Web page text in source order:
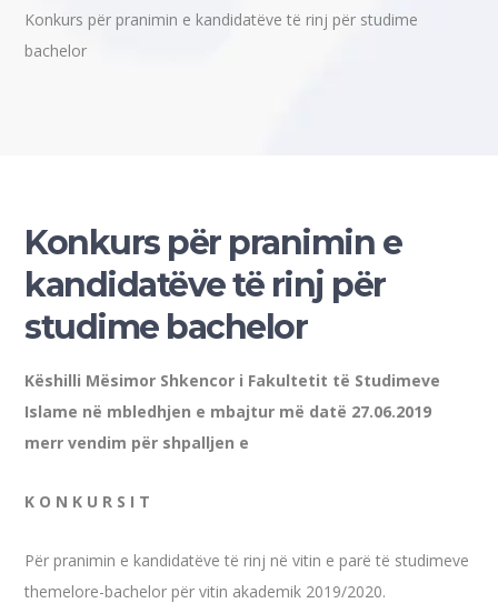
Konkurs për pranimin e kandidatëve të rinj për studime
bachelor
Konkurs për pranimin e
kandidatëve të rinj për
studime bachelor
Këshilli Mësimor Shkencor i Fakultetit të Studimeve
Islame në mbledhjen e mbajtur më datë 27.06.2019
merr vendim për shpalljen e
K O N K U R S I T
Për pranimin e kandidatëve të rinj në vitin e parë të studimeve
themelore-bachelor për vitin akademik 2019/2020.